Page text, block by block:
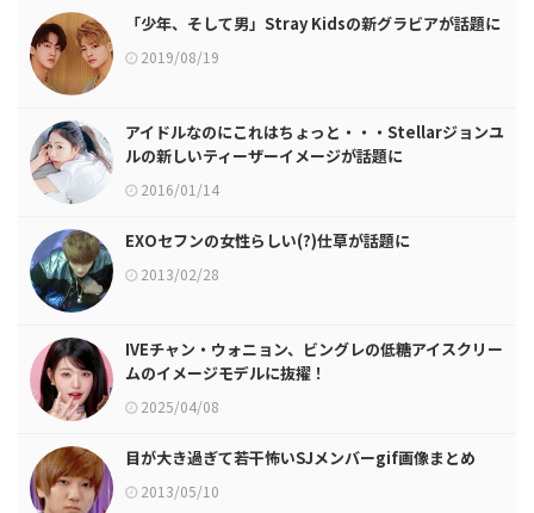
「少年、そして男」Stray Kidsの新グラビアが話題に
2019/08/19
アイドルなのにこれはちょっと・・・Stellarジョンユ
ルの新しいティーザーイメージが話題に
2016/01/14
EXOセフンの女性らしい(?)仕草が話題に
2013/02/28
IVEチャン・ウォニョン、ビングレの低糖アイスクリー
ムのイメージモデルに抜擢！
2025/04/08
目が大き過ぎて若干怖いSJメンバーgif画像まとめ
2013/05/10